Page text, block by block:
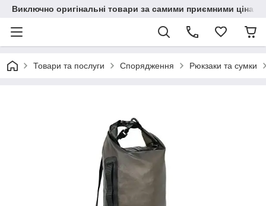
Виключно оригінальні товари за самими приємними
Товари та послуги Спорядження Рюкзаки та сумки